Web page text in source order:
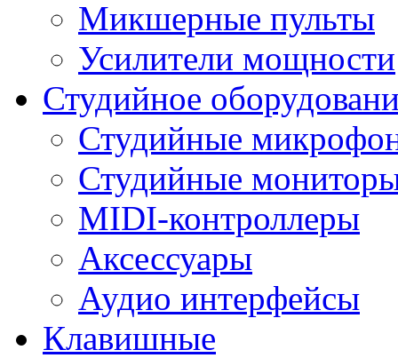
Микшерные пульты
Усилители мощности
Студийное
Студийные
Студийные
MIDI-контроллеры
Аксессуары
Аудио интерфейсы
Клавишные